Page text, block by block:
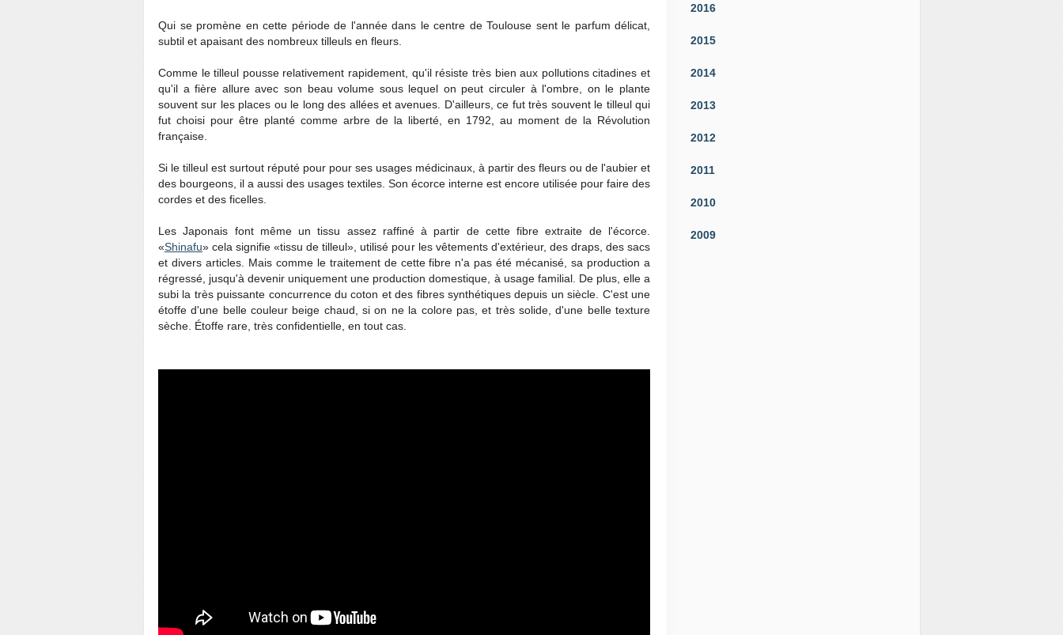
Qui se promène en cette période de l'année dans le centre de Toulouse sent le parfum délicat,
subtil et apaisant des nombreux tilleuls en fleurs.
Comme le tilleul pousse relativement rapidement, qu'il résiste très bien aux pollutions citadines et
qu'il a fière allure avec son beau volume sous lequel on peut circuler à l'ombre, on le plante
souvent sur les places ou le long des allées et avenues. D'ailleurs, ce fut très souvent le tilleul qui
fut choisi pour être planté comme arbre de la liberté, en 1792, au moment de la Révolution
française.
Si le tilleul est surtout réputé pour pour ses usages médicinaux, à partir des fleurs ou de l'aubier et
des bourgeons, il a aussi des usages textiles. Son écorce interne est encore utilisée pour faire des
cordes et des ficelles.
Les Japonais font même un tissu assez raffiné à partir de cette fibre extraite de l'écorce.
«Shinafu» cela signifie «tissu de tilleul», utilisé pour les vêtements d'extérieur, des draps, des sacs
et divers articles. Mais comme le traitement de cette fibre n'a pas été mécanisé, sa production a
régressé, jusqu'à devenir uniquement une production domestique, à usage familial. De plus, elle a
subi la très puissante concurrence du coton et des fibres synthétiques depuis un siècle. C'est une
étoffe d'une belle couleur beige chaud, si on ne la colore pas, et très solide, d'une belle texture
sèche. Étoffe rare, très confidentielle, en tout cas.
2016
2015
2014
2013
2012
2011
2010
2009